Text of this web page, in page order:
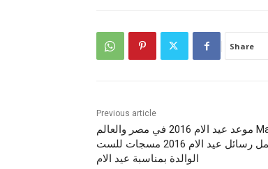
Share
Previous article
Mather Day موعد عيد الام 2016 في مصر والعالم
العربي| اجمل رسائل عيد الام 2016 مسجات للست
الوالدة بمناسبة عيد الام